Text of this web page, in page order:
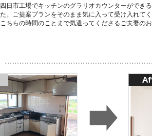
四日市工場でキッチンのグラリオカウンターができ
た。ご提案プランをそのまま気に入って受け入れて
こちらの時間のことまで気遣ってくださるご夫妻の